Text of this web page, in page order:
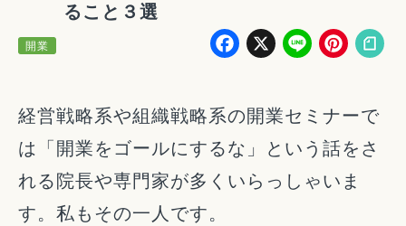
ること３選
開業 Facebook
X Line
経営戦略系や組織戦略系の開業セミナーで
は「開業をゴールにするな」という話をさ
れる院長や専門家が多くいらっしゃいま
す。私もその一人です。